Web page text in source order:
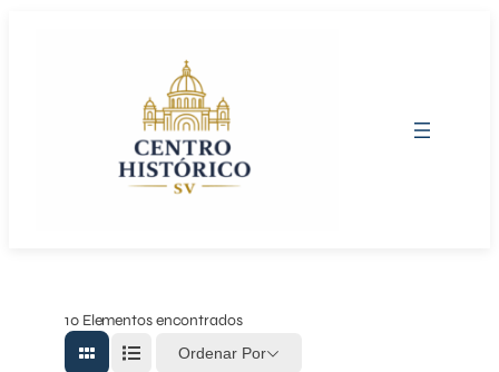
10Elementos encontrados
Ordenar Por